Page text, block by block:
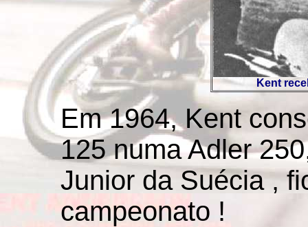
Kent
Em 1964, Kent
125 numa Adler
Junior da Suécia ,
campeonato !